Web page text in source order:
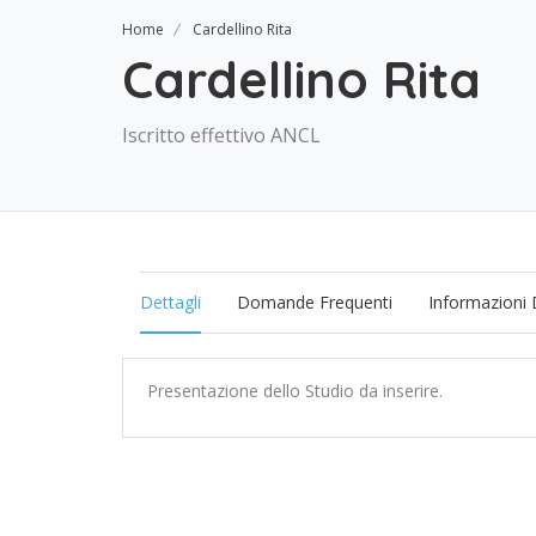
Home Cardellino Rita
Cardellino Rita
Iscritto effettivo ANCL
Dettagli Domande Frequenti Informazioni
Presentazione dello Studio da inserire.